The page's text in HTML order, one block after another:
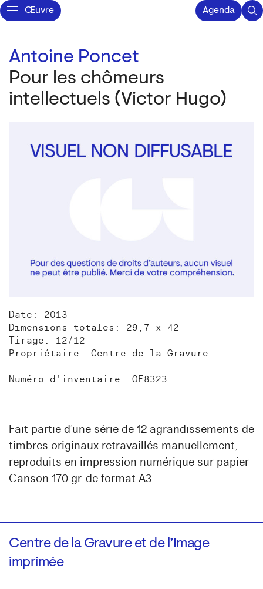
Œuvre Agenda
Antoine Poncet
Pour les chômeurs
intellectuels (Victor Hugo)
Date: 2013
Dimensions totales: 29,7 x 42
Tirage: 12/12
Propriétaire: Centre de la Gravure
Numéro d'inventaire: OE8323
Fait partie d’une série de 12 agrandissements de
timbres originaux retravaillés manuellement,
reproduits en impression numérique sur papier
Canson 170 gr. de format A3.
Centre de la Gravure et de l’Image
imprimée